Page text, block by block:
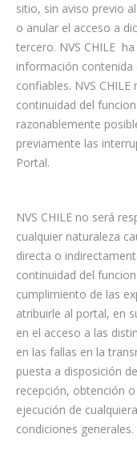
sitio, sin aviso previo
o anular el acceso a
tercero. NVS CHILE
información
confiables. NVS
continuidad del
razonablemente
previamente las
Portal.
NVS CHILE no será
cualquier naturaleza
directa o
continuidad del
cumplimiento de las
atribuirle al portal, en
en el acceso a las
en las fallas en la
puesta a disposición
recepción, obtención
ejecución de
condiciones generales.